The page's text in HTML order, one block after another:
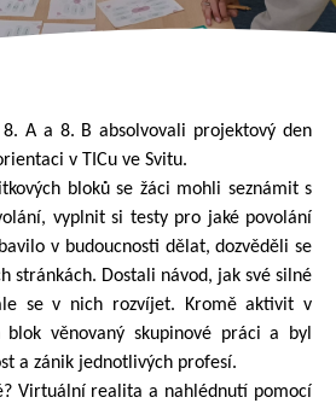
A a 8. B absolvovali projektový den
v TICu ve Svitu.
bloků se žáci mohli seznámit s
vyplnit si testy pro jaké povolání
v budoucnosti dělat, dozvěděli se
stránkách. Dostali návod, jak své silné
se v nich rozvíjet. Kromě aktivit v
věnovaný skupinové práci a byl
a zánik jednotlivých profesí.
Virtuální realita a nahlédnutí pomocí